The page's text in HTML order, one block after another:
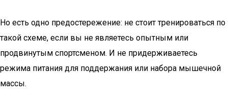
Но есть одно предостережение: не стоит тренироваться по
такой схеме, если вы не являетесь опытным или
продвинутым спортсменом. И не придерживаетесь
режима питания для поддержания или набора мышечной
массы.